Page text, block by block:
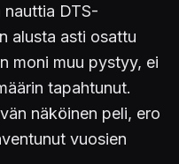
nauttia DTS-
alusta asti osattu
moni muu pystyy, ei
tapahtunut.
näköinen peli, ero
vuosien